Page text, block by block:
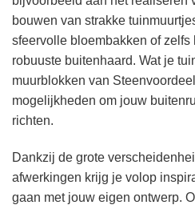
bouwen van strakke
sfeervolle bloembakken of zelfs
robuuste buitenhaard. Wat je
muurblokken van
mogelijkheden om jouw
richten.
Dankzij de grote
afwerkingen krijg je volop
gaan met jouw eigen ontwerp.